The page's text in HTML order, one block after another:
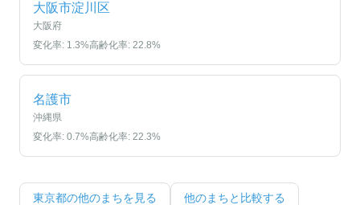
大阪市淀川区
大阪府
変化率: 1.3%高齢化率: 22.8%
名護市
沖縄県
変化率: 0.7%高齢化率: 22.3%
東京都の他のまちを見る 他のまちと比較する